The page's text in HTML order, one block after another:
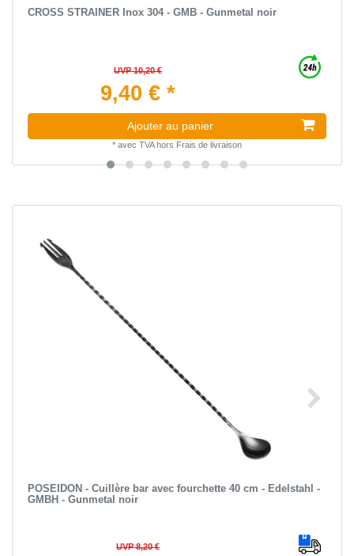
CROSS STRAINER Inox 304 - GMB - Gunmetal noir
UVP 10,20 €
9,40 € *
Ajouter au panier
* avec TVAhors Frais de livraison
POSEIDON - Cuillère bar avec fourchette 40 cm - Edelstahl -
GMBH - Gunmetal noir
UVP 8,20 €